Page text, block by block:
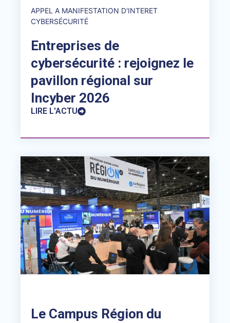
APPEL A MANIFESTATION D'INTERET
CYBERSÉCURITÉ
Entreprises de
cybersécurité : rejoignez le
pavillon régional sur
Incyber 2026
LIRE L'ACTU
Le Campus Région du